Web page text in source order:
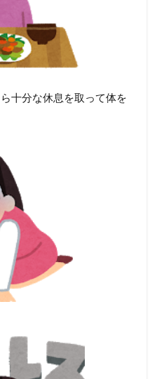
十分な休息を取って体を